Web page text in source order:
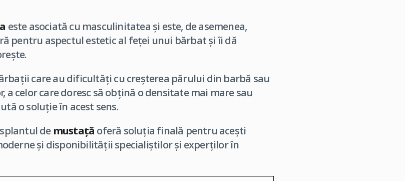
este asociată cu masculinitatea și este, de asemenea,
pentru aspectul estetic al feței unui bărbat și îi dă
care au dificultăți cu creșterea părului din barbă sau
celor care doresc să obțină o densitate mai mare sau
o soluție în acest sens.
de mustață oferă soluția finală pentru acești
și disponibilității specialiștilor și experților în